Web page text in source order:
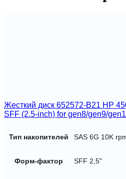
Жесткий диск 652572-B21 HP
SFF (2.5-inch) for gen8/gen9/
Тип накопителей SAS 6G 10K
Форм-фактор SFF 2,5"